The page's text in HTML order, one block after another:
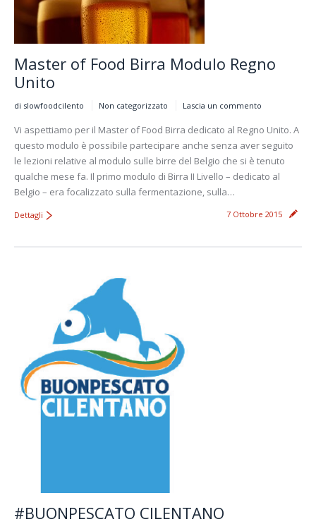
Master of Food Birra Modulo Regno
Unito
di slowfoodcilento Non categorizzato Lascia un commento
Vi aspettiamo per il Master of Food Birra dedicato al Regno Unito. A
questo modulo è possibile partecipare anche senza aver seguito
le lezioni relative al modulo sulle birre del Belgio che si è tenuto
qualche mese fa. Il primo modulo di Birra II Livello – dedicato al
Belgio – era focalizzato sulla fermentazione, sulla…
7 Ottobre 2015
Dettagli
#BUONPESCATO CILENTANO